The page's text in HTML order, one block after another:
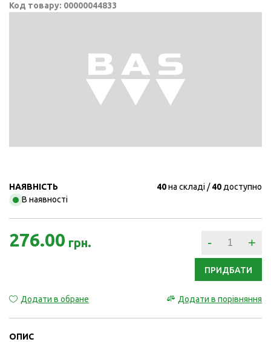
Код товару: 00000044833
НАЯВНІСТЬ
В наявності
40на складі 40доступно
276.00 грн. - +
ПРИДБАТИ
Додати в обране Додати в порівняння
ОПИС